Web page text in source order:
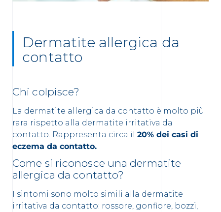
Dermatite allergica da
contatto
Chi colpisce?
La dermatite allergica da contatto è molto più
rara rispetto alla dermatite irritativa da
contatto. Rappresenta circa il 20% dei casi di
eczema da contatto.
Come si riconosce una dermatite
allergica da contatto?
I sintomi sono molto simili alla dermatite
irritativa da contatto: rossore, gonfiore, bozzi,